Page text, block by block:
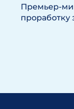
Премьер-
проработку